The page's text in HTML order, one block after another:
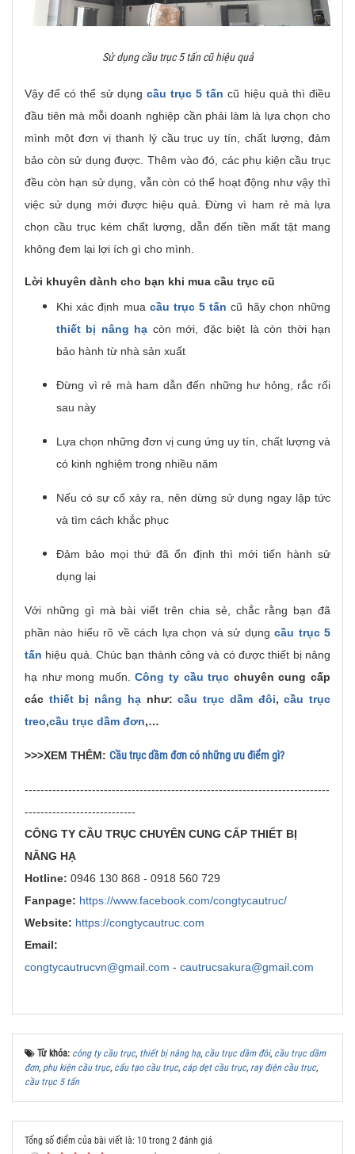
Sử dụng cầu trục 5 tấn cũ hiệu quả
Vậy để có thể sử dụng cầu trục 5 tấn cũ hiệu quả thì điều
đầu tiên mà mỗi doanh nghiệp cần phải làm là lựa chọn cho
mình một đơn vị thanh lý cầu trục uy tín, chất lượng, đảm
bảo còn sử dụng được. Thêm vào đó, các phụ kiện cầu trục
đều còn hạn sử dụng, vẫn còn có thể hoạt động như vậy thì
việc sử dụng mới được hiệu quả. Đừng vì ham rẻ mà lựa
chọn cầu trục kém chất lượng, dẫn đến tiền mất tật mang
không đem lại lợi ích gì cho mình.
Lời khuyên dành cho bạn khi mua cầu trục cũ
Khi xác định mua cầu trục 5 tấn cũ hãy chọn những
thiết bị nâng hạ còn mới, đặc biệt là còn thời hạn
bảo hành từ nhà sản xuất
Đừng vì rẻ mà ham dẫn đến những hư hỏng, rắc rối
sau này
Lựa chọn những đơn vị cung ứng uy tín, chất lượng và
có kinh nghiệm trong nhiều năm
Nếu có sự cố xảy ra, nên dừng sử dụng ngay lập tức
và tìm cách khắc phục
Đảm bảo mọi thứ đã ổn định thì mới tiến hành sử
dụng lại
Với những gì mà bài viết trên chia sẻ, chắc rằng bạn đã
phần nào hiểu rõ về cách lựa chọn và sử dụngcầu trục 5
tấn hiệu quả. Chúc bạn thành công và có được thiết bị nâng
hạ như mong muốn.Công ty cầu trục chuyên cung cấp
các thiết bị nâng hạnhư:cầu trục dầm đôi,cầu trục
treo,cầu trục dầm đơn,…
>>>XEM THÊM: Cầu trục dầm đơn có những ưu điểm gì?
-----------------------------------------------------------------------------
----------------------------
CÔNG TY CẦU TRỤC CHUYÊN CUNG CẤP THIẾT BỊ
NÂNG HẠ
Hotline: 0946 130 868 - 0918 560 729
Fanpage: https://www.facebook.com/congtycautruc/
Website: https://congtycautruc.com
Email:
congtycautrucvn@gmail.com - cautrucsakura@gmail.com
Từ khóa: công ty cầu trục, thiết bị nâng hạ, cầu trục dầm đôi, cầu trục dầm
đơn, phụ kiện cầu trục, cấu tạo cầu trục, cáp dẹt cầu trục, ray điện cầu trục,
cầu trục 5 tấn
Tổng số điểm của bài viết là: 10 trong 2 đánh giá